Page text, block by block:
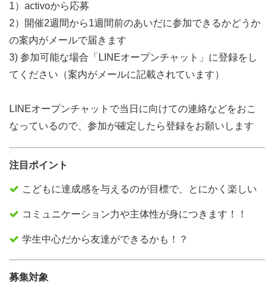
1）activoから応募
2）開催2週間から1週間前のあいだに参加できるかどうか
の案内がメールで届きます
3) 参加可能な場合「LINEオープンチャット」に登録をし
てください（案内がメールに記載されています）
LINEオープンチャットで当日に向けての連絡などをおこ
なっているので、参加が確定したら登録をお願いします
注目ポイント
こどもに達成感を与えるのが目標で、とにかく楽しい
コミュニケーション力や主体性が身につきます！！
学生中心だから友達ができるかも！？
募集対象